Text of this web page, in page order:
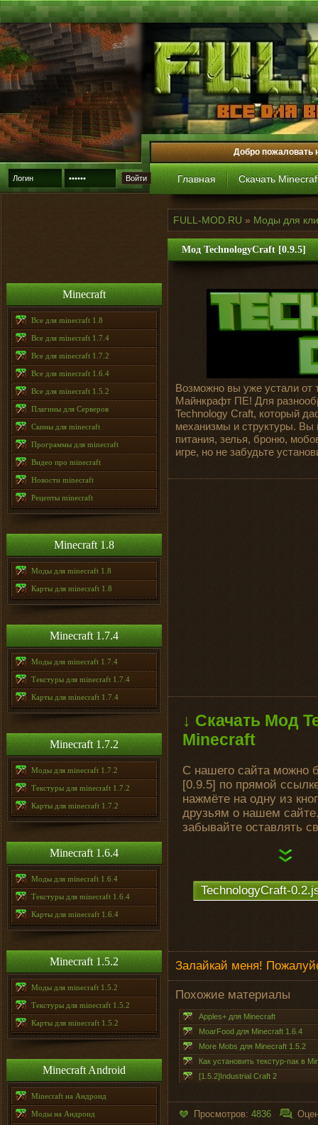
Войти
Добро пожаловать
Главная Скачать
Minecraft
Все для minecraft 1.8
Все для minecraft 1.7.4
Все для minecraft 1.7.2
Все для minecraft 1.6.4
Все для minecraft 1.5.2
Плагины для Серверов
Скины для minecraft
Программы для minecraft
Видео про minecraft
Новости minecraft
Рецепты minecraft
Minecraft 1.8
Моды для minecraft 1.8
Карты для minecraft 1.8
Minecraft 1.7.4
Моды для minecraft 1.7.4
Текстуры для minecraft 1.7.4
Карты для minecraft 1.7.4
Minecraft 1.7.2
Моды для minecraft 1.7.2
Текстуры для minecraft 1.7.2
Карты для minecraft 1.7.2
Minecraft 1.6.4
Моды для minecraft 1.6.4
Текстуры для minecraft 1.6.4
Карты для minecraft 1.6.4
Minecraft 1.5.2
Моды для minecraft 1.5.2
Текстуры для minecraft 1.5.2
Карты для minecraft 1.5.2
Minecraft Android
Minecraft на Андроид
Моды на Андроид
FULL-MOD.RU » Моды для
Мод TechnologyCraft [0.9.5]
Возможно вы уже устали от
Майнкрафт ПЕ! Для
Technology Craft, который
механизмы и структуры. Вы
питания, зелья, броню,
игре, но не забудьте
↓ Скачать Мод
Minecraft
С нашего сайта можно
[0.9.5] по прямой
нажмёте на одну из
друзьям о нашем
забывайте оставлять
TechnologyCraft-
Залайкай меня!
Похожие материалы
Apples+ для Minecraft
MoarFood для Minecraft 1.6.4
More Mobs для Minecraft 1.5.2
Как установить текстур-пак в
[1.5.2]Industrial Craft 2
Просмотров: 4836